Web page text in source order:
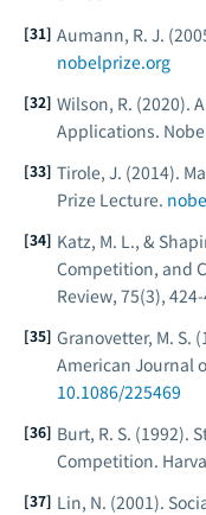
Aumann, R. J.
nobelprize.org
Wilson, R. (2020).
Applications.
Tirole, J. (2014).
Prize Lecture.
Katz, M. L., &
Competition, and
Review, 75(3),
Granovetter, M. S.
American Journal
10.1086/225469
Burt, R. S. (1992).
Competition.
Lin, N. (2001).